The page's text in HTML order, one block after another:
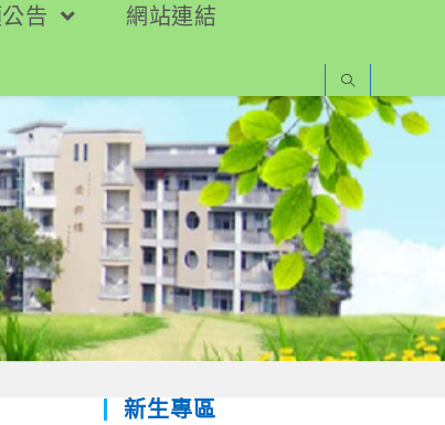
告
網站連結
新生專區